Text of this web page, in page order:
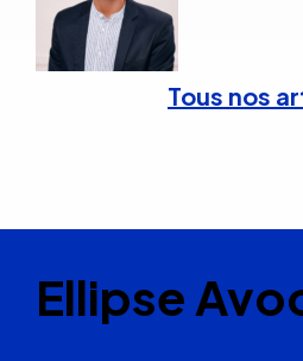
Tous nos
Ellipse